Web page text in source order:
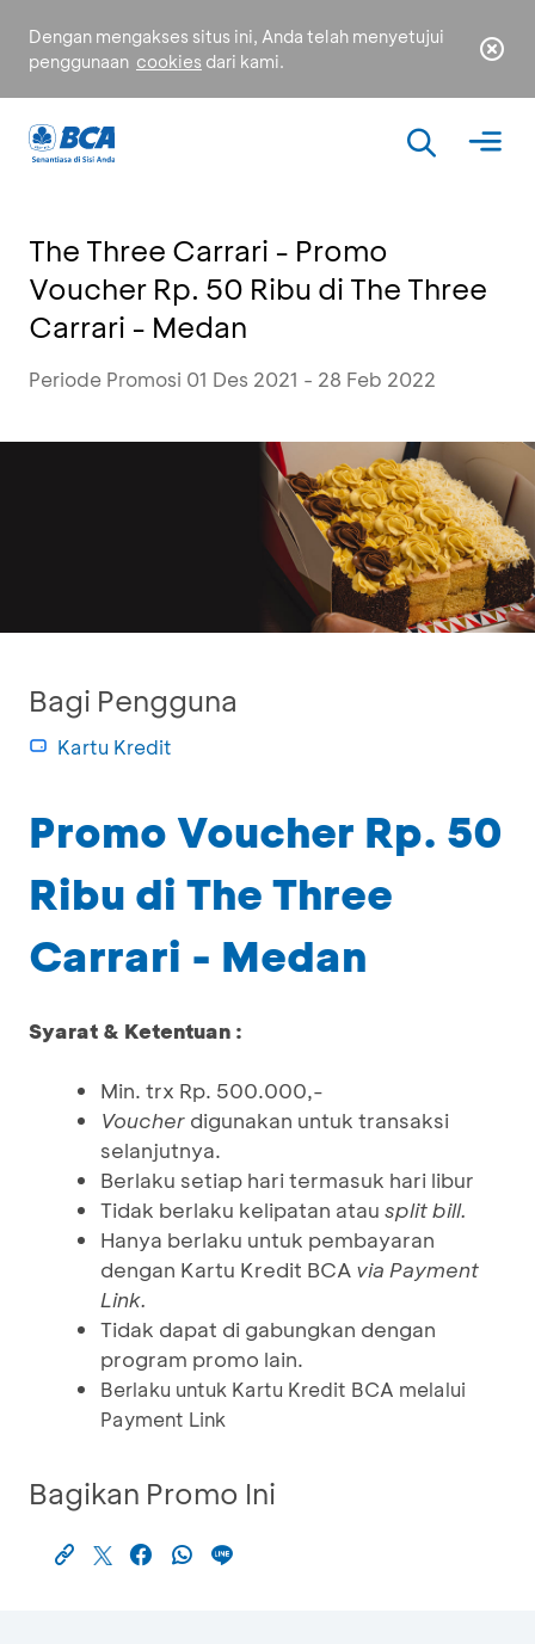
Dengan mengakses situs ini, Anda telah menyetujui
penggunaan cookies dari kami.
The Three Carrari - Promo
Voucher Rp. 50 Ribu di The Three
Carrari - Medan
Periode Promosi 01 Des 2021 - 28 Feb 2022
Bagi Pengguna
Kartu Kredit
Promo Voucher Rp. 50
Ribu di The Three
Carrari - Medan
Syarat & Ketentuan :
Min. trx Rp. 500.000,-
Voucher digunakan untuk transaksi
selanjutnya.
Berlaku setiap hari termasuk hari libur
Tidak berlaku kelipatan atau split bill.
Hanya berlaku untuk pembayaran
dengan Kartu Kredit BCA via Payment
Link.
Tidak dapat di gabungkan dengan
program promo lain.
Berlaku untuk Kartu Kredit BCA melalui
Payment Link
Bagikan Promo Ini